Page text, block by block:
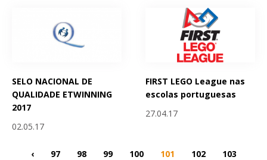
SELO NACIONAL DE
QUALIDADE ETWINNING
2017
02.05.17
FIRST LEGO League nas
escolas portuguesas
27.04.17
‹ 97 98 99 100 101 102
103